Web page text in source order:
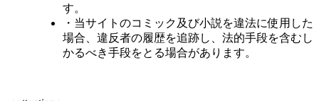
す。
・当サイトのコミック及び小説を違法に使用した
場合、違反者の履歴を追跡し、法的手段を含むし
かるべき手段をとる場合があります。